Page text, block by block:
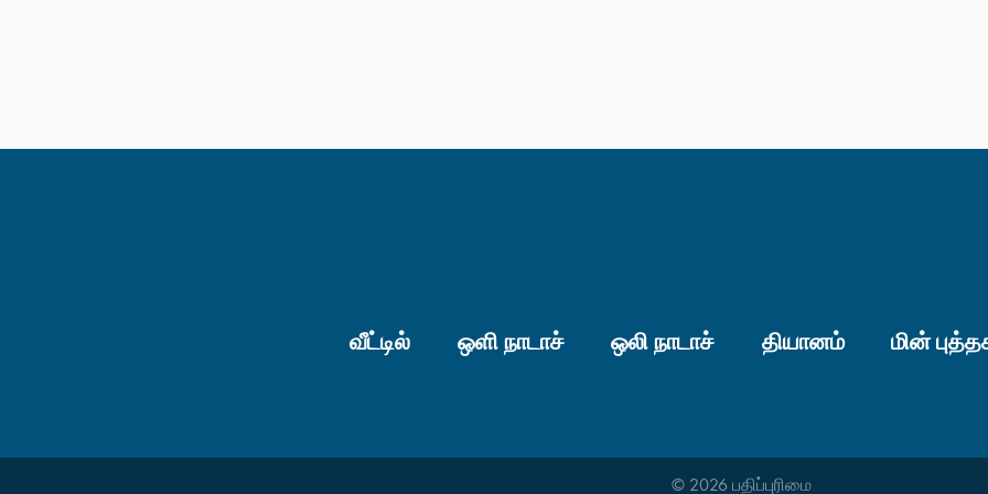
வீட்டில் ஒளி நாடாச் ஒலி நாடாச் தியானம் மின்
© 2026 பதிப்புரிமை